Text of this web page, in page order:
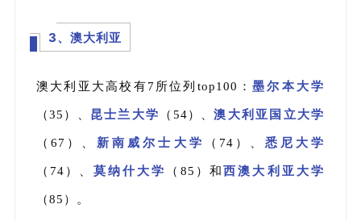
3、澳大利亚
澳大利亚大高校有7所位列top100：墨尔本大学
（35）、 昆士兰大学 （54）、澳大利亚国立大学
（67）、 新南威尔士大学 （74）、 悉尼 大学
（74）、 莫纳什大学 （85）和西澳大利亚大学
（85）。